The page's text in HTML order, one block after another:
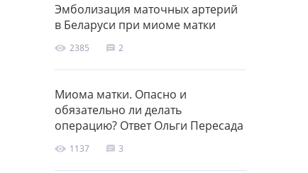
Эмболизация маточных артерий
в Беларуси при миоме матки
2385 2
Миома матки. Опасно и
обязательно ли делать
операцию? Ответ Ольги Пересада
1137 3